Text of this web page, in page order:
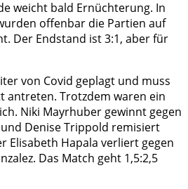
weicht bald Ernüchterung. In
offenbar die Partien auf
Der Endstand ist 3:1, aber für
von Covid geplagt und muss
antreten. Trotzdem waren ein
Niki Mayrhuber gewinnt gegen
Denise Trippold remisiert
Elisabeth Hapala verliert gegen
Das Match geht 1,5:2,5